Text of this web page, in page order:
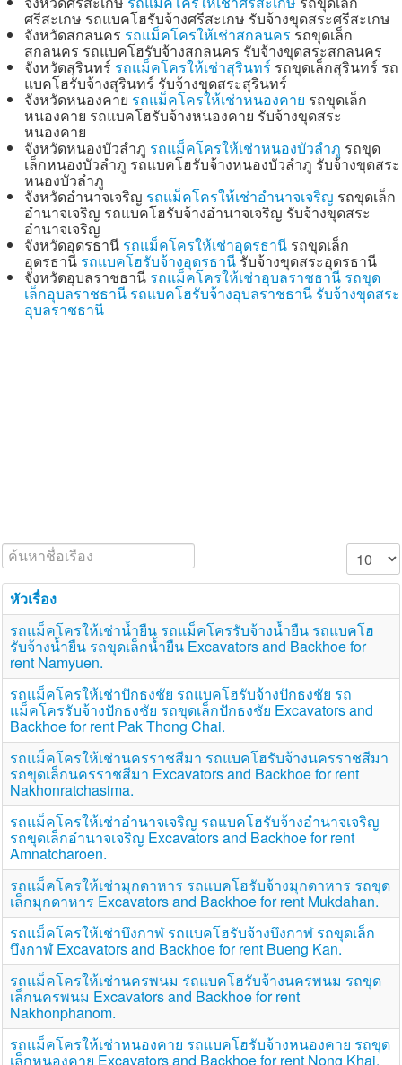
ศรีสะเกษ รถแบคโฮรับจ้างศรีสะเกษ รับจ้างขุดสระศรีสะเกษ
จังหวัดสกลนคร รถแม็คโครให้เช่าสกลนคร รถขุดเล็ก
สกลนคร รถแบคโฮรับจ้างสกลนคร รับจ้างขุดสระสกลนคร
จังหวัดสุรินทร์ รถแม็คโครให้เช่าสุรินทร์ รถขุดเล็กสุรินทร์ รถ
แบคโฮรับจ้างสุรินทร์ รับจ้างขุดสระสุรินทร์
จังหวัดหนองคาย รถแม็คโครให้เช่าหนองคาย รถขุดเล็ก
หนองคาย รถแบคโฮรับจ้างหนองคาย รับจ้างขุดสระ
หนองคาย
จังหวัดหนองบัวลำภู รถแม็คโครให้เช่าหนองบัวลำภู รถขุด
เล็กหนองบัวลำภู รถแบคโฮรับจ้างหนองบัวลำภู รับจ้างขุดสระ
หนองบัวลำภู
จังหวัดอำนาจเจริญ รถแม็คโครให้เช่าอำนาจเจริญ รถขุดเล็ก
อำนาจเจริญ รถแบคโฮรับจ้างอำนาจเจริญ รับจ้างขุดสระ
อำนาจเจริญ
จังหวัดอุดรธานี รถแม็คโครให้เช่าอุดรธานี รถขุดเล็ก
อุดรธานี รถแบคโฮรับจ้างอุดรธานี รับจ้างขุดสระอุดรธานี
จังหวัดอุบลราชธานี รถแม็คโครให้เช่าอุบลราชธานี รถขุด
เล็กอุบลราชธานี รถแบคโฮรับจ้างอุบลราชธานี รับจ้างขุดสระ
อุบลราชธานี
ค้นหาชื่อเรือง แสดง #
หัวเรื่อง
รถแม็คโครให้เช่าน้ำยืน รถแม็คโครรับจ้างน้ำยืน รถแบคโฮ
รับจ้างน้ำยืน รถขุดเล็กน้ำยืน Excavators and Backhoe for
rent Namyuen.
รถแม็คโครให้เช่าปักธงชัย รถแบคโฮรับจ้างปักธงชัย รถ
แม็คโครรับจ้างปักธงชัย รถขุดเล็กปักธงชัย Excavators and
Backhoe for rent Pak Thong Chai.
รถแม็คโครให้เช่านครราชสีมา รถแบคโฮรับจ้างนครราชสีมา
รถขุดเล็กนครราชสีมา Excavators and Backhoe for rent
Nakhonratchasima.
รถแม็คโครให้เช่าอำนาจเจริญ รถแบคโฮรับจ้างอำนาจเจริญ
รถขุดเล็กอำนาจเจริญ Excavators and Backhoe for rent
Amnatcharoen.
รถแม็คโครให้เช่ามุกดาหาร รถแบคโฮรับจ้างมุกดาหาร รถขุด
เล็กมุกดาหาร Excavators and Backhoe for rent Mukdahan.
รถแม็คโครให้เช่าบึงกาฬ รถแบคโฮรับจ้างบึงกาฬ รถขุดเล็ก
บึงกาฬ Excavators and Backhoe for rent Bueng Kan.
รถแม็คโครให้เช่านครพนม รถแบคโฮรับจ้างนครพนม รถขุด
เล็กนครพนม Excavators and Backhoe for rent
Nakhonphanom.
รถแม็คโครให้เช่าหนองคาย รถแบคโฮรับจ้างหนองคาย รถขุด
เล็กหนองคาย Excavators and Backhoe for rent Nong Khai.